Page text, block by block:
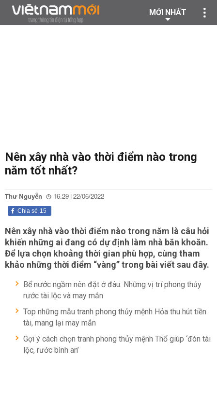
MỚI NHẤT
Nên xây nhà vào thời điểm nào trong
năm tốt nhất?
Thư Nguyễn 16:29 | 22/06/2022
15
Chia sẻ
Nên xây nhà vào thời điểm nào trong năm là câu hỏi
khiến những ai đang có dự định làm nhà băn khoăn.
Để lựa chọn khoảng thời gian phù hợp, cùng tham
khảo những thời điểm “vàng” trong bài viết sau đây.
Bể nước ngầm nên đặt ở đâu: Những vị trí phong thủy
rước tài lộc và may mắn
Top những mẫu tranh phong thủy mệnh Hỏa thu hút tiền
tài, mang lại may mắn
Gợi ý cách chọn tranh phong thủy mệnh Thổ giúp ‘đón tài
lộc, rước bình an’